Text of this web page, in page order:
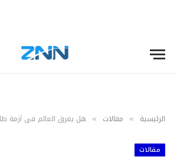
الرئيسية » مقالات » هل يغرق العالم في أزمة طاقة كبرى أم تفتح
مقالات